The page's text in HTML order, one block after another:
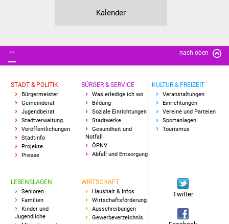
Kalender
nach oben
STADT & POLITIK
Bürgermeister
Gemeinderat
Jugendbeirat
Stadtverwaltung
Veröffentlichungen
Stadtinfo
Projekte
Presse
BÜRGER & SERVICE
Was erledige ich wo
Bildung
Soziale Einrichtungen
Stadtwerke
Gesundheit und
Notfall
ÖPNV
Abfall und Entsorgung
KULTUR & FREIZEIT
Veranstaltungen
Einrichtungen
Vereine und Parteien
Sportanlagen
Tourismus
LEBENSLAGEN
Senioren
Familien
Kinder und
Jugendliche
WIRTSCHAFT
Haushalt & Infos
Wirtschaftsförderung
Ausschreibungen
Gewerbeverzeichnis
Twitter